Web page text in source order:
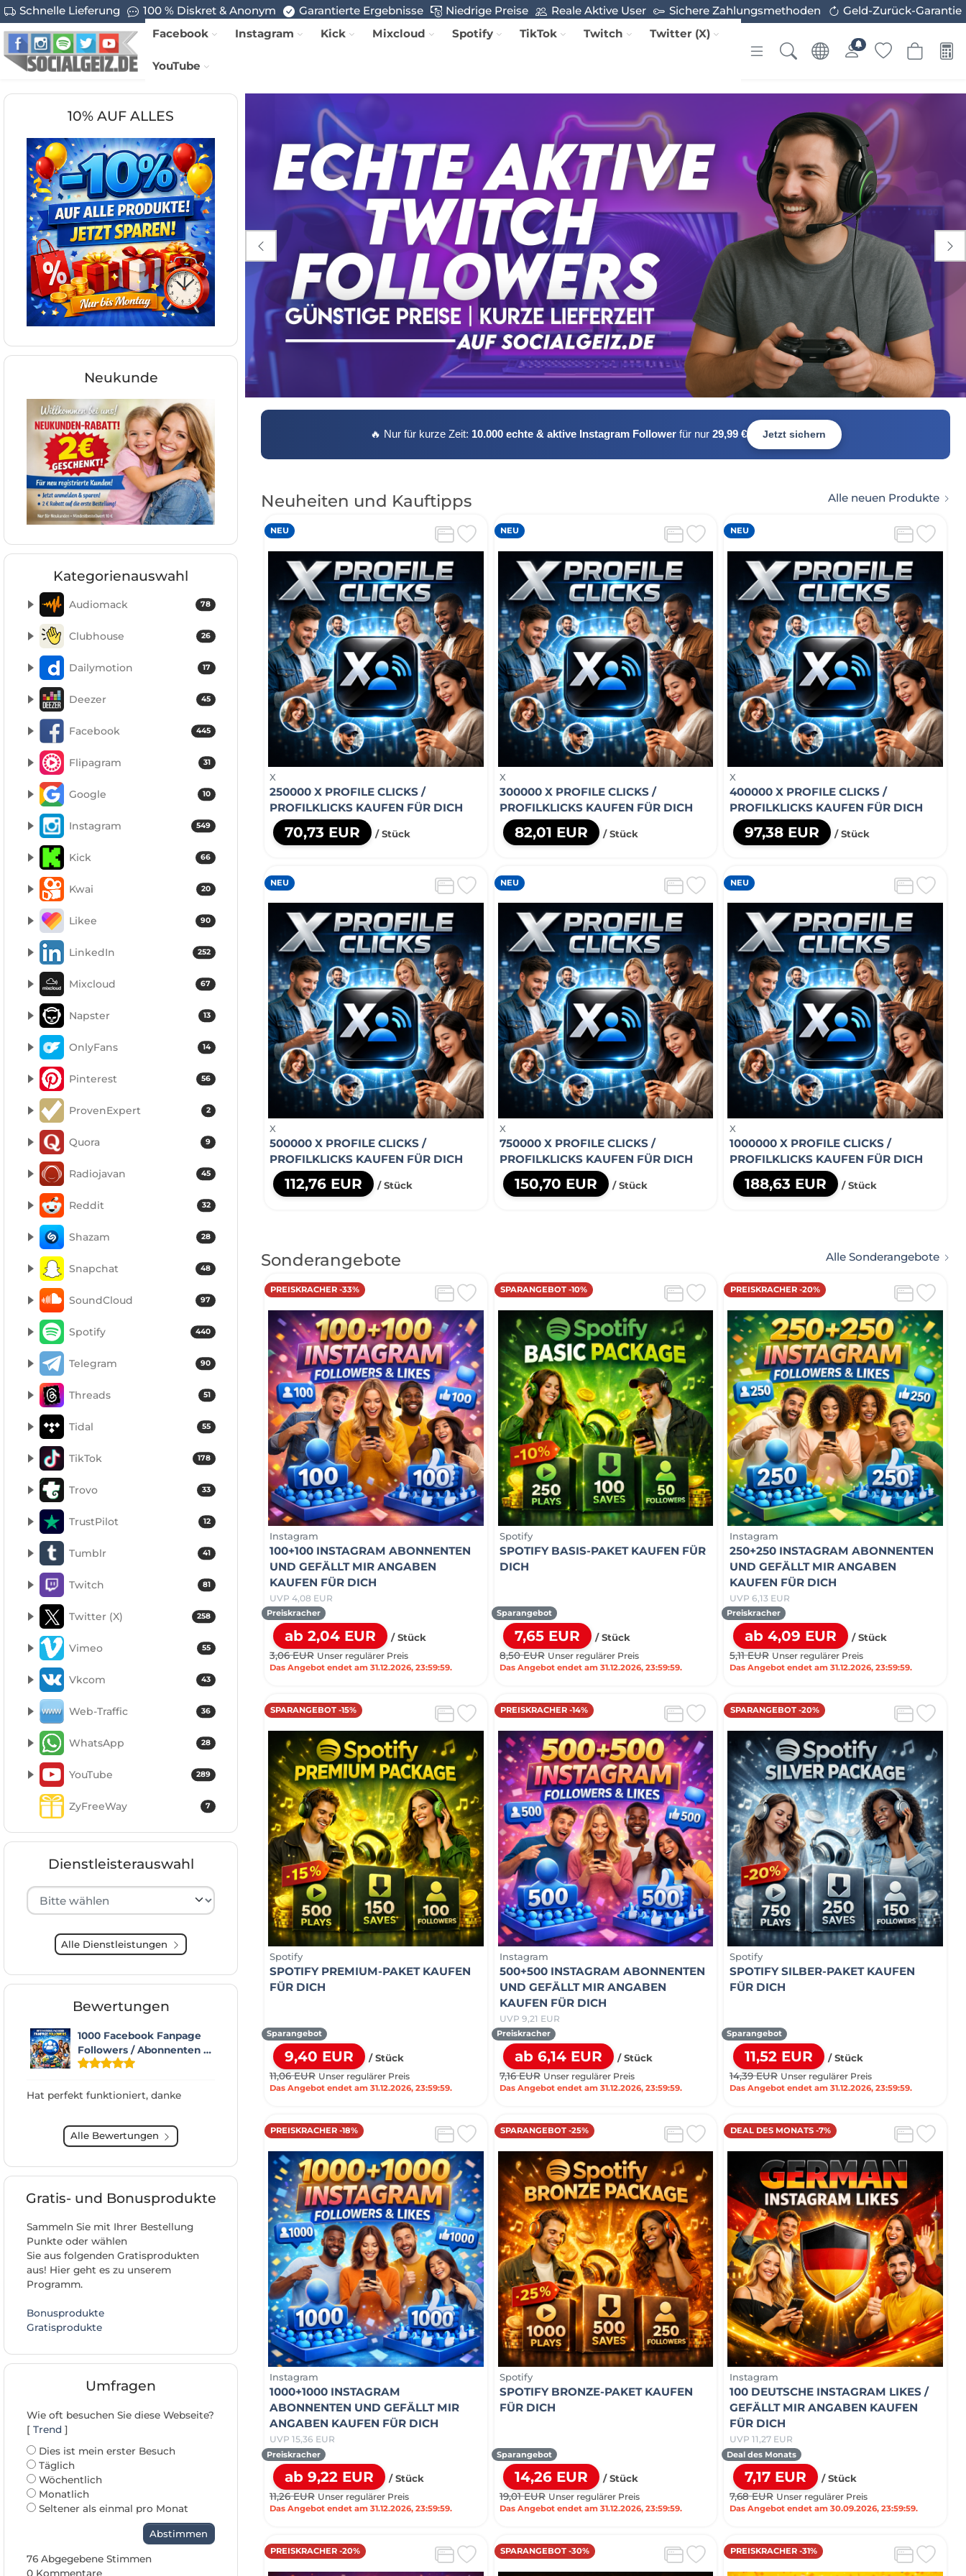
Schnelle Lieferung 100 % Diskret & Anonym Garantierte Ergebnisse Niedrige Preise Reale Aktive User Sichere Zahlungsmethoden
Geld-Zurück-Garantie
Facebook
Instagram Kick Mixcloud Spotify TikTok Twitch Twitter (X)
YouTube
 
🔥 Nur für kurze Zeit: 10.000 echte & aktive Instagram Followerfür nur 29,99 € Jetzt sichern
Neuheiten und Kauftipps Alle neuen Produkte
NEU
X
250000 X PROFILE CLICKS /
PROFILKLICKS KAUFEN FÜR DICH
70,73 EUR / Stück
NEU
X
300000 X PROFILE CLICKS /
PROFILKLICKS KAUFEN FÜR DICH
82,01 EUR / Stück
NEU
X
400000 X PROFILE CLICKS /
PROFILKLICKS KAUFEN FÜR DICH
97,38 EUR / Stück
NEU
X
500000 X PROFILE CLICKS /
PROFILKLICKS KAUFEN FÜR DICH
112,76 EUR / Stück
NEU
X
750000 X PROFILE CLICKS /
PROFILKLICKS KAUFEN FÜR DICH
150,70 EUR / Stück
NEU
X
1000000 X PROFILE CLICKS /
PROFILKLICKS KAUFEN FÜR DICH
188,63 EUR / Stück
Sonderangebote Alle Sonderangebote
PREISKRACHER -33%
Instagram
100+100 INSTAGRAM ABONNENTEN
UND GEFÄLLT MIR ANGABEN
KAUFEN FÜR DICH
UVP 4,08 EUR
Preiskracher
ab 2,04 EUR
/ Stück
3,06 EUR Unser regulärer Preis
Das Angebot endet am 31.12.2026, 23:59:59.
SPARANGEBOT -10%
Spotify
SPOTIFY BASIS-PAKET KAUFEN FÜR
DICH
Sparangebot
7,65 EUR
/ Stück
8,50 EUR Unser regulärer Preis
Das Angebot endet am 31.12.2026, 23:59:59.
PREISKRACHER -20%
Instagram
250+250 INSTAGRAM ABONNENTEN
UND GEFÄLLT MIR ANGABEN
KAUFEN FÜR DICH
UVP 6,13 EUR
Preiskracher
ab 4,09 EUR
/ Stück
5,11 EUR Unser regulärer Preis
Das Angebot endet am 31.12.2026, 23:59:59.
SPARANGEBOT -15%
Spotify
SPOTIFY PREMIUM-PAKET KAUFEN
FÜR DICH
Sparangebot
9,40 EUR
/ Stück
11,06 EUR Unser regulärer Preis
Das Angebot endet am 31.12.2026, 23:59:59.
PREISKRACHER -14%
Instagram
500+500 INSTAGRAM ABONNENTEN
UND GEFÄLLT MIR ANGABEN
KAUFEN FÜR DICH
UVP 9,21 EUR
Preiskracher
ab 6,14 EUR
/ Stück
7,16 EUR Unser regulärer Preis
Das Angebot endet am 31.12.2026, 23:59:59.
SPARANGEBOT -20%
Spotify
SPOTIFY SILBER-PAKET KAUFEN
FÜR DICH
Sparangebot
11,52 EUR
/ Stück
14,39 EUR Unser regulärer Preis
Das Angebot endet am 31.12.2026, 23:59:59.
PREISKRACHER -18%
Instagram
1000+1000 INSTAGRAM
ABONNENTEN UND GEFÄLLT MIR
ANGABEN KAUFEN FÜR DICH
UVP 15,36 EUR
Preiskracher
ab 9,22 EUR
/ Stück
11,26 EUR Unser regulärer Preis
Das Angebot endet am 31.12.2026, 23:59:59.
SPARANGEBOT -25%
Spotify
SPOTIFY BRONZE-PAKET KAUFEN
FÜR DICH
Sparangebot
14,26 EUR
/ Stück
19,01 EUR Unser regulärer Preis
Das Angebot endet am 31.12.2026, 23:59:59.
DEAL DES MONATS -7%
Instagram
100 DEUTSCHE INSTAGRAM LIKES /
GEFÄLLT MIR ANGABEN KAUFEN
FÜR DICH
UVP 11,27 EUR
Deal des Monats
7,17 EUR
/ Stück
7,68 EUR Unser regulärer Preis
Das Angebot endet am 30.09.2026, 23:59:59.
PREISKRACHER -20% SPARANGEBOT -30% PREISKRACHER -31%
10% AUF ALLES
Neukunde
Kategorienauswahl
78
Audiomack
26
Clubhouse
17
Dailymotion
45
Deezer
445
Facebook
31
Flipagram
10
Google
549
Instagram
66
Kick
20
Kwai
90
Likee
252
LinkedIn
67
Mixcloud
13
Napster
14
OnlyFans
56
Pinterest
2
ProvenExpert
9
Quora
45
Radiojavan
32
Reddit
28
Shazam
48
Snapchat
97
SoundCloud
440
Spotify
90
Telegram
51
Threads
55
Tidal
178
TikTok
33
Trovo
12
TrustPilot
41
Tumblr
81
Twitch
258
Twitter (X)
55
Vimeo
43
Vkcom
36
Web-Traffic
28
WhatsApp
289
YouTube
7
ZyFreeWay
Dienstleisterauswahl
Hersteller auswählen
Alle Dienstleistungen
Bewertungen
1000 Facebook Fanpage
Followers / Abonnenten …
Hat perfekt funktioniert, danke
Alle Bewertungen
Gratis- und Bonusprodukte
Sammeln Sie mit Ihrer Bestellung
Punkte oder wählen
Sie aus folgenden Gratisprodukten
aus! Hier geht es zu unserem
Programm.
Bonusprodukte
Gratisprodukte
Umfragen
Wie oft besuchen Sie diese Webseite?
[ Trend ]
Dies ist mein erster Besuch
Täglich
Wöchentlich
Monatlich
Seltener als einmal pro Monat
Abstimmen
76 Abgegebene Stimmen
0 Kommentare